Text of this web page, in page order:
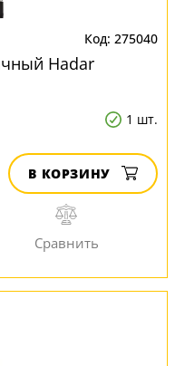
275040
Hadar
1 шт.
В КОРЗИНУ